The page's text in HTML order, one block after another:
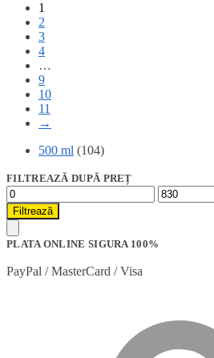
1
2
3
4
…
9
10
11
→
500 ml (104)
FILTREAZĂ DUPĂ PREȚ
Preț
minim
Preț
maxim
Filtrează
PLATA ONLINE SIGURA 100%
PayPal / MasterCard / Visa